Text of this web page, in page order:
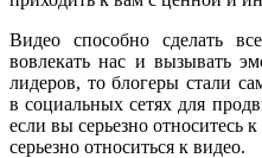
Видео способно сделать
вовлекать нас и вызывать
лидеров, то блогеры стали
в социальных сетях для
если вы серьезно относитесь
серьезно относиться к видео.